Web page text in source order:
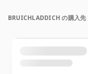
BRUICHLADDICH の購入先